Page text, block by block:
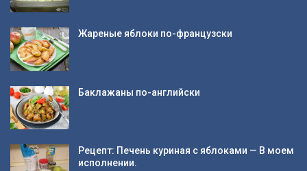
Жареные яблоки по-французски
Баклажаны по-английски
Рецепт: Печень куриная с яблоками — В моем
исполнении.